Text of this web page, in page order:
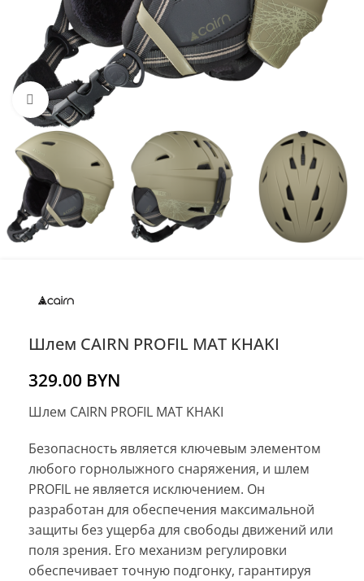
Нажмите, чтобы увеличить
Шлем CAIRN PROFIL MAT KHAKI
329.00 BYN
Шлем CAIRN PROFIL MAT KHAKI
Безопасность является ключевым элементом
любого горнолыжного снаряжения, и шлем
PROFIL не является исключением. Он
разработан для обеспечения максимальной
защиты без ущерба для свободы движений или
поля зрения. Его механизм регулировки
обеспечивает точную подгонку, гарантируя